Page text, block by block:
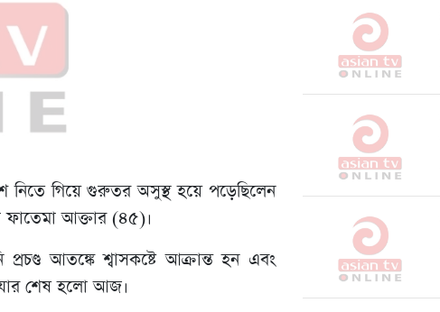
গিয়ে গুরুতর অসুস্থ হয়ে পড়েছিলেন
ফাতেমা আক্তার (৪৫)।
আতঙ্কে শ্বাসকষ্টে আক্রান্ত হন এবং
যার শেষ হলো আজ।